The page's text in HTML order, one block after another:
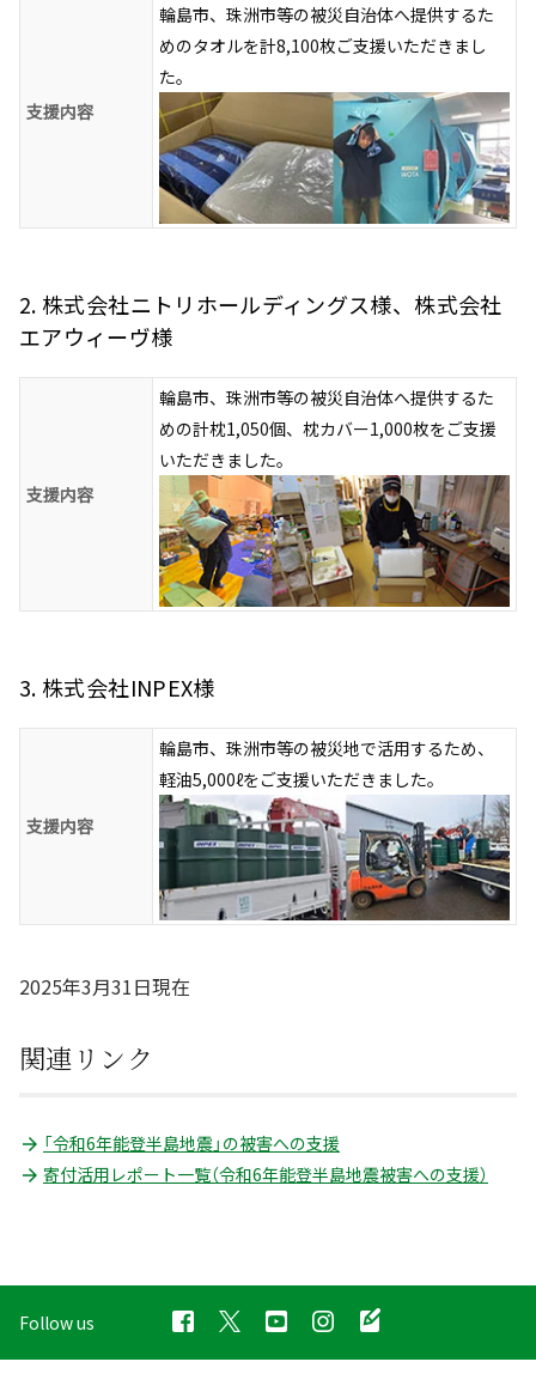
支援内容
輪島市、珠洲市等の被災自治体へ提供するた
めのタオルを計8,100枚ご支援いただきまし
た。
2. 株式会社ニトリホールディングス様、株式会社
エアウィーヴ様
支援内容
輪島市、珠洲市等の被災自治体へ提供するた
めの計枕1,050個、枕カバー1,000枚をご支援
いただきました。
3. 株式会社INPEX様
支援内容
輪島市、珠洲市等の被災地で活用するため、
軽油5,000ℓをご支援いただきました。
2025年3月31日現在
関連リンク
「令和6年能登半島地震」の被害への支援
寄付活用レポート一覧（令和6年能登半島地震被害への支援）
Follow us